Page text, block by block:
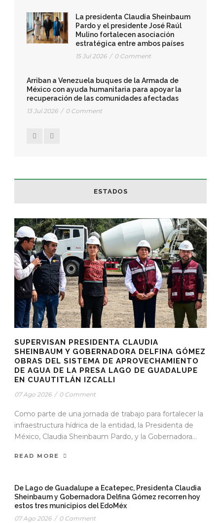
La presidenta Claudia Sheinbaum
Pardo y el presidente José Raúl
Mulino fortalecen asociación
estratégica entre ambos países
15 Jul 2026 / 0 Comment
Arriban a Venezuela buques de la Armada de
México con ayuda humanitaria para apoyar la
recuperación de las comunidades afectadas
13 Jul 2026 / 0 Comment
ESTADOS
SUPERVISAN PRESIDENTA CLAUDIA
SHEINBAUM Y GOBERNADORA DELFINA GÓMEZ
OBRAS DEL SISTEMA DE APROVECHAMIENTO
DE AGUA DE LA PRESA LAGO DE GUADALUPE
EN CUAUTITLÁN IZCALLI
07 Ago 2026 / 0 Comment
Como parte de una jornada de trabajo para fortalecer la
infraestructura hídrica de la entidad, la Presidenta de
México, Claudia Sheinbaum Pardo, y la Gobernadora...
READ MORE
De Lago de Guadalupe a Ecatepec, Presidenta Claudia
Sheinbaum y Gobernadora Delfina Gómez recorren hoy
estos tres municipios del EdoMéx
07 Ago 2026 / 0 Comment